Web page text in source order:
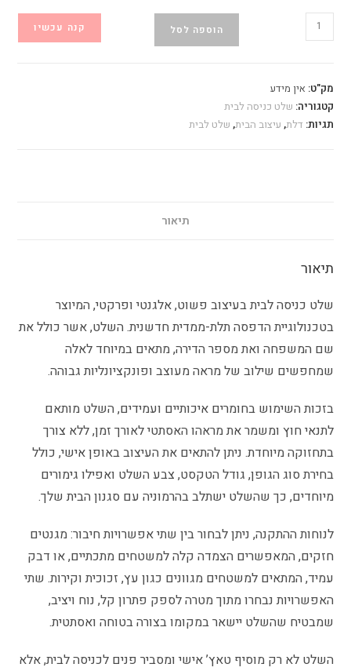
כמות
של
כניסה
לבית
הוספה לסל קנה עכשיו
מק"ט: אין מידע
קטגוריה: שלט כניסה לבית
תגיות: דלת, עיצוב הבית, שלט לבית
תיאור
תיאור
שלט כניסה לבית בעיצוב פשוט, אלגנטי ופרקטי, המיוצר
בטכנולוגיית הדפסה תלת-ממדית חדשנית. השלט, אשר כולל את
שם המשפחה ואת מספר הדירה, מתאים במיוחד לאלה
שמחפשים שילוב של מראה מעוצב ופונקציונליות גבוהה.
בזכות השימוש בחומרים איכותיים ועמידים, השלט מותאם
לתנאי חוץ ומשמר את מראהו האסתטי לאורך זמן, ללא צורך
בתחזוקה מיוחדת. ניתן להתאים את העיצוב באופן אישי, כולל
בחירת סוג הגופן, גודל הטקסט, צבע השלט ואפילו גימורים
מיוחדים, כך שהשלט ישתלב בהרמוניה עם סגנון הבית שלך.
לנוחות ההתקנה, ניתן לבחור בין שתי אפשרויות חיבור: מגנטים
חזקים, המאפשרים הצמדה קלה למשטחים מתכתיים, או דבק
עמיד, המתאים למשטחים מגוונים כגון עץ, זכוכית וקירות. שתי
האפשרויות נבחרו מתוך מטרה לספק פתרון קל, נוח ויציב,
שמבטיח שהשלט יישאר במקומו בצורה בטוחה ואסתטית.
השלט לא רק מוסיף טאץ’ אישי ומסביר פנים לכניסה לבית, אלא